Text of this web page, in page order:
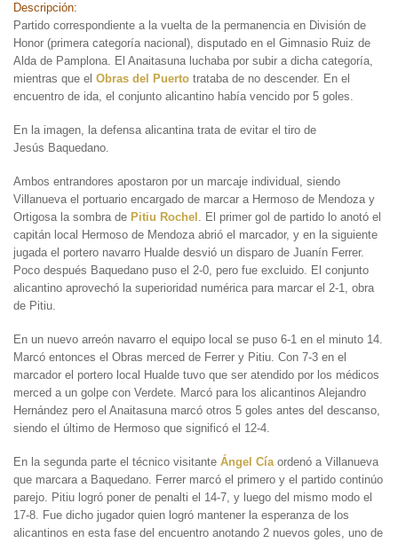
Descripción:
Partido correspondiente a la vuelta de la permanencia en División de
Honor (primera categoría nacional), disputado en el Gimnasio Ruiz de
Alda de Pamplona. El Anaitasuna luchaba por subir a dicha categoría,
mientras que el Obras del Puerto trataba de no descender. En el
encuentro de ida, el conjunto alicantino había vencido por 5 goles.
En la imagen, la defensa alicantina trata de evitar el tiro de
Jesús Baquedano.
Ambos entrandores apostaron por un marcaje individual, siendo
Villanueva el portuario encargado de marcar a Hermoso de Mendoza y
Ortigosa la sombra de Pitiu Rochel . El primer gol de partido lo anotó el
capitán local Hermoso de Mendoza abrió el marcador, y en la siguiente
jugada el portero navarro Hualde desvió un disparo de Juanín Ferrer.
Poco después Baquedano puso el 2-0, pero fue excluido. El conjunto
alicantino aprovechó la superioridad numérica para marcar el 2-1, obra
de Pitiu.
En un nuevo arreón navarro el equipo local se puso 6-1 en el minuto 14.
Marcó entonces el Obras merced de Ferrer y Pitiu. Con 7-3 en el
marcador el portero local Hualde tuvo que ser atendido por los médicos
merced a un golpe con Verdete. Marcó para los alicantinos Alejandro
Hernández pero el Anaitasuna marcó otros 5 goles antes del descanso,
siendo el último de Hermoso que significó el 12-4.
En la segunda parte el técnico visitante Ángel Cíaordenó a Villanueva
que marcara a Baquedano. Ferrer marcó el primero y el partido continúo
parejo. Pitiu logró poner de penalti el 14-7, y luego del mismo modo el
17-8. Fue dicho jugador quien logró mantener la esperanza de los
alicantinos en esta fase del encuentro anotando 2 nuevos goles, uno de